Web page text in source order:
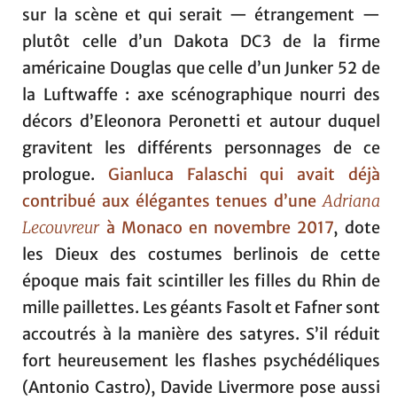
sur la scène et qui serait — étrangement —
plutôt celle d’un Dakota DC3 de la firme
américaine Douglas que celle d’un Junker 52 de
la Luftwaffe : axe scénographique nourri des
décors d’Eleonora Peronetti et autour duquel
gravitent les différents personnages de ce
prologue.Gianluca Falaschi qui avait déjà
contribué aux élégantes tenues d’uneAdriana
Lecouvreurà Monaco en novembre 2017, dote
les Dieux des costumes berlinois de cette
époque mais fait scintiller les filles du Rhin de
mille paillettes. Les géants Fasolt et Fafner sont
accoutrés à la manière des satyres. S’il réduit
fort heureusement les flashes psychédéliques
(Antonio Castro), Davide Livermore pose aussi